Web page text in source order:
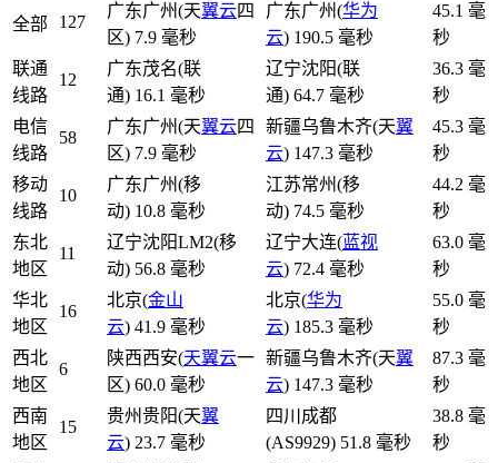
全部 127
广东广州(天翼云四
区) 7.9 毫秒
广东广州(华为
云) 190.5 毫秒
45.1 毫
秒
联通
线路
12
广东茂名(联
通) 16.1 毫秒
辽宁沈阳(联
通) 64.7 毫秒
36.3 毫
秒
电信
线路
58
广东广州(天翼云四
区) 7.9 毫秒
新疆乌鲁木齐(天翼
云) 147.3 毫秒
45.3 毫
秒
移动
线路
10
广东广州(移
动) 10.8 毫秒
江苏常州(移
动) 74.5 毫秒
44.2 毫
秒
东北
地区
11
辽宁沈阳LM2(移
动) 56.8 毫秒
辽宁大连(蓝视
云) 72.4 毫秒
63.0 毫
秒
华北
地区
16
北京(金山
云) 41.9 毫秒
北京(华为
云) 185.3 毫秒
55.0 毫
秒
西北
地区
6
陕西西安(天翼云一
区) 60.0 毫秒
新疆乌鲁木齐(天翼
云) 147.3 毫秒
87.3 毫
秒
西南
地区
15
贵州贵阳(天翼
云) 23.7 毫秒
四川成都
(AS9929) 51.8 毫秒
38.8 毫
秒